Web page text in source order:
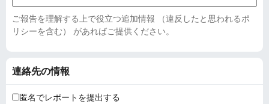
ご報告を理解する上で役立つ追加情報 （違反したと思われるポ
リシーを含む） があればご提供ください。
連絡先の情報
匿名でレポートを提出する